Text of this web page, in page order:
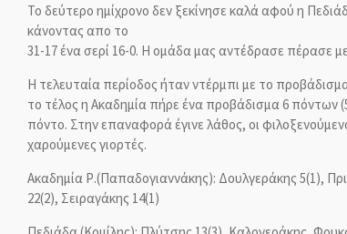
Το δεύτερο ημίχρονο δεν ξεκίνησε καλά αφού η
κάνοντας απο το
31-17 ένα σερί 16-0. Η ομάδα μας αντέδρασε πέρασε
Η τελευταία περίοδος ήταν ντέρμπι με το
το τέλος η Ακαδημία πήρε ένα προβάδισμα 6 πόντων
πόντο. Στην επαναφορά έγινε λάθος, οι
χαρούμενες γιορτές.
Ακαδημία Ρ.(Παπαδογιαννάκης): Δουλγεράκης 5(1),
22(2), Σειραγάκης 14(1)